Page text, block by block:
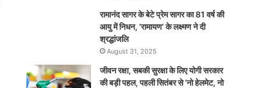
रामानंद सागर के बेटे प्रेम सागर का 81 वर्ष की
आयु में निधन, ‘रामायण’ के लक्ष्मण ने दी
श्रद्धांजलि
August 31, 2025
जीवन रक्षा, सबकी सुरक्षा के लिए योगी सरकार
की बड़ी पहल, पहली सितंबर से ‘नो हेलमेट, नो